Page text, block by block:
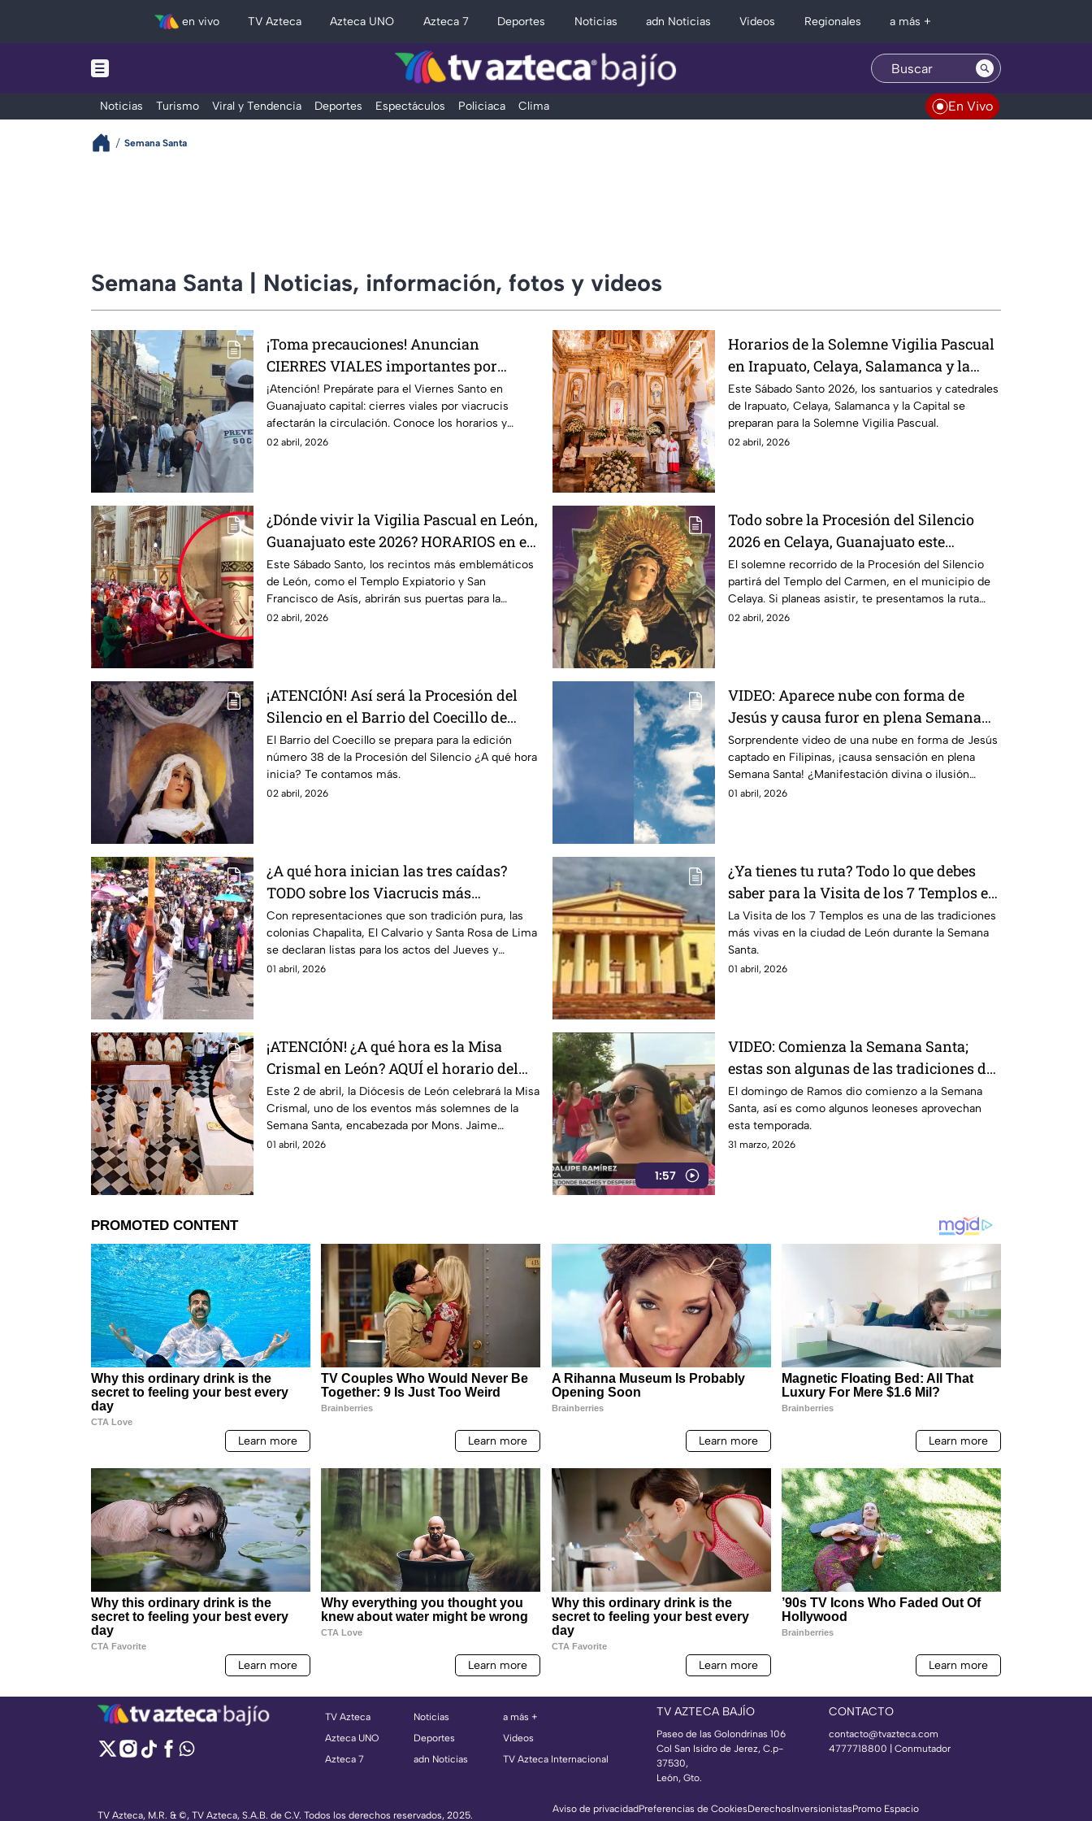
en vivo TV Azteca Azteca UNO Azteca 7 Deportes Noticias adn Noticias Videos Regionales a más +
Noticias Turismo Viral y Tendencia Deportes Espectáculos Policiaca Clima En Vivo
Semana Santa
Semana Santa | Noticias, información, fotos y videos
¡Toma precauciones! Anuncian
CIERRES VIALES importantes por
viacrucis en Guanajuato capital, este
Viernes Santo
¡Atención! Prepárate para el Viernes Santo en
Guanajuato capital: cierres viales por viacrucis
afectarán la circulación. Conoce los horarios y
zonas afectadas.
02 abril, 2026
Horarios de la Solemne Vigilia Pascual
en Irapuato, Celaya, Salamanca y la
Capital ¿Dónde bendecir cirios y agua?
Este Sábado Santo 2026, los santuarios y catedrales
de Irapuato, Celaya, Salamanca y la Capital se
preparan para la Solemne Vigilia Pascual.
02 abril, 2026
¿Dónde vivir la Vigilia Pascual en León,
Guanajuato este 2026? HORARIOS en el
Expiatorio, El Coecillo y Catedral
Este Sábado Santo, los recintos más emblemáticos
de León, como el Templo Expiatorio y San
Francisco de Asís, abrirán sus puertas para la
Solemne Vigilia Pascual.
02 abril, 2026
Todo sobre la Procesión del Silencio
2026 en Celaya, Guanajuato este
viernes: Ruta, horarios y más
El solemne recorrido de la Procesión del Silencio
partirá del Templo del Carmen, en el municipio de
Celaya. Si planeas asistir, te presentamos la ruta
detallada.
02 abril, 2026
¡ATENCIÓN! Así será la Procesión del
Silencio en el Barrio del Coecillo de
León este viernes ¿A qué hora y dónde?
El Barrio del Coecillo se prepara para la edición
número 38 de la Procesión del Silencio ¿A qué hora
inicia? Te contamos más.
02 abril, 2026
VIDEO: Aparece nube con forma de
Jesús y causa furor en plena Semana
Santa; aseguran resurgió por la fecha
Sorprendente video de una nube en forma de Jesús
captado en Filipinas, ¡causa sensación en plena
Semana Santa! ¿Manifestación divina o ilusión
óptica?
01 abril, 2026
¿A qué hora inician las tres caídas?
TODO sobre los Viacrucis más
emblemáticos de León, Guanajuato este
2026
Con representaciones que son tradición pura, las
colonias Chapalita, El Calvario y Santa Rosa de Lima
se declaran listas para los actos del Jueves y
Viernes Santo 2026.
01 abril, 2026
¿Ya tienes tu ruta? Todo lo que debes
saber para la Visita de los 7 Templos en
León este 2026
La Visita de los 7 Templos es una de las tradiciones
más vivas en la ciudad de León durante la Semana
Santa.
01 abril, 2026
¡ATENCIÓN! ¿A qué hora es la Misa
Crismal en León? AQUÍ el horario del
Jueves Santo y la bendición de los
aceites sagrados en la Catedral
Este 2 de abril, la Diócesis de León celebrará la Misa
Crismal, uno de los eventos más solemnes de la
Semana Santa, encabezada por Mons. Jaime
Calderón Calderón.
01 abril, 2026
1:57
VIDEO: Comienza la Semana Santa;
estas son algunas de las tradiciones de
los leoneses
El domingo de Ramos dio comienzo a la Semana
Santa, así es como algunos leoneses aprovechan
esta temporada.
31 marzo, 2026
TV Azteca
Azteca UNO
Azteca 7
Noticias
Deportes
adn Noticias
a más +
Videos
TV Azteca Internacional
TV AZTECA BAJÍO
Paseo de las Golondrinas 106
Col San Isidro de Jerez, C.p-
37530,
León, Gto.
CONTACTO
contacto@tvazteca.com
4777718800 | Conmutador
TV Azteca, M.R. & ©, TV Azteca, S.A.B. de C.V. Todos los derechos reservados, 2025.
Aviso de privacidadPreferencias de CookiesDerechosInversionistasPromo Espacio